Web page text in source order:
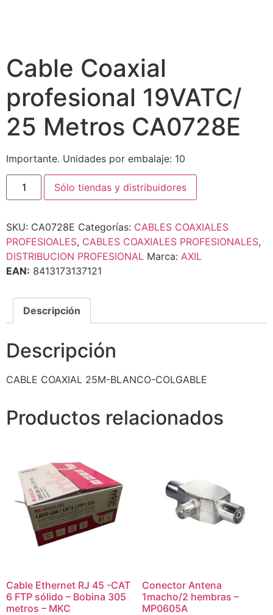
Cable Coaxial
profesional 19VATC/
25 Metros CA0728E
Importante. Unidades por embalaje: 10
Sólo tiendas y distribuidores
SKU: CA0728E Categorías: CABLES COAXIALES
PROFESIOALES, CABLES COAXIALES PROFESIONALES,
DISTRIBUCION PROFESIONAL Marca: AXIL
EAN: 8413173137121
Descripción
Descripción
CABLE COAXIAL 25M-BLANCO-COLGABLE
Productos relacionados
Cable Ethernet RJ 45 -CAT
6 FTP sólido – Bobina 305
metros – MKC
Conector Antena
1macho/2 hembras –
MP0605A